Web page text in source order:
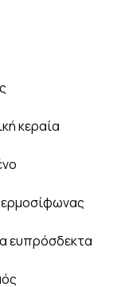
κεραία
ευπρόσδεκτα